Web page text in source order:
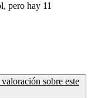
pero hay 11
sobre este